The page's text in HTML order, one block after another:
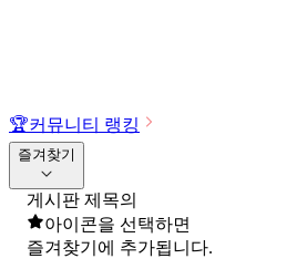
🏆커뮤니티 랭킹
즐겨찾기
게시판 제목의
아이콘을 선택하면
즐겨찾기에 추가됩니다.